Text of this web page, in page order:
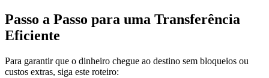
Passo a Passo para uma Transferência
Eficiente
Para garantir que o dinheiro chegue ao destino sem bloqueios ou
custos extras, siga este roteiro: